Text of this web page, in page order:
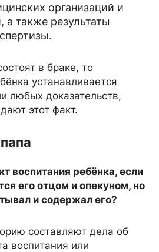
организаций и
а также результаты
в браке, то
устанавливается
любых доказательств,
этот факт.
воспитания ребёнка, если
его отцом и опекуном, но
и содержал его?
составляют дела об
воспитания или